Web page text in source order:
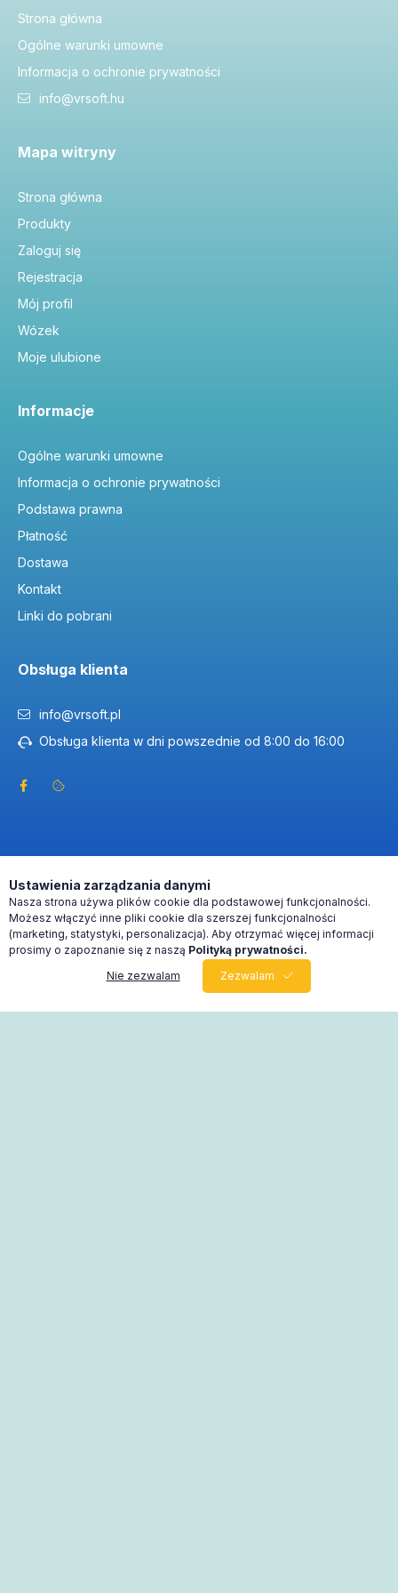
Strona główna
Ogólne warunki umowne
Informacja o ochronie prywatności
info@vrsoft.hu
Mapa witryny
Strona główna
Produkty
Zaloguj się
Rejestracja
Mój profil
Wózek
Moje ulubione
Informacje
Ogólne warunki umowne
Informacja o ochronie prywatności
Podstawa prawna
Płatność
Dostawa
Kontakt
Linki do pobrani
Obsługa klienta
info@vrsoft.pl
Obsługa klienta w dni powszednie od 8:00 do 16:00
0
Ustawienia zarządzania danymi
Nasza strona używa plików cookie dla podstawowej funkcjonalności.
Możesz włączyć inne pliki cookie dla szerszej funkcjonalności
(marketing, statystyki, personalizacja). Aby otrzymać więcej informacji
prosimy o zapoznanie się z naszą Polityką prywatności.
Nie zezwalam
Zezwalam